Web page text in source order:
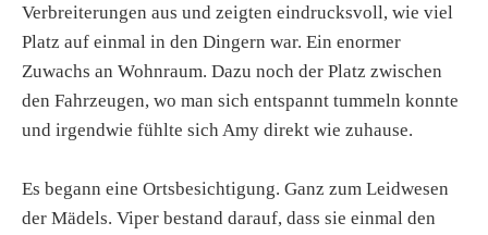
Verbreiterungen aus und zeigten eindrucksvoll, wie viel
Platz auf einmal in den Dingern war. Ein enormer
Zuwachs an Wohnraum. Dazu noch der Platz zwischen
den Fahrzeugen, wo man sich entspannt tummeln konnte
und irgendwie fühlte sich Amy direkt wie zuhause.
Es begann eine Ortsbesichtigung. Ganz zum Leidwesen
der Mädels. Viper bestand darauf, dass sie einmal den